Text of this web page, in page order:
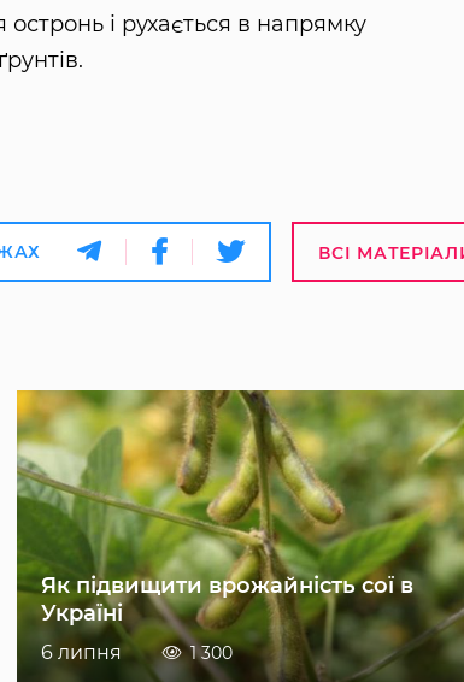
і рухається в напрямку
ВСІ
Як підвищити врожайність сої в
Україні
6 липня 1 300